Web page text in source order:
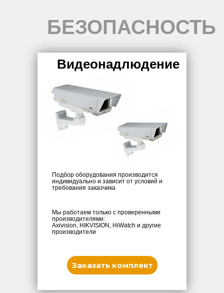
Видеонадлюдение
Мы работаем только с проверенными
производителями:
Axivision, HIKVISION, HiWatch и другие
производители
БЕЗОПАСНОСТЬ
Подбор оборудования производится
индивидуально и зависит от условий и
требования заказчика
Заказать комплект